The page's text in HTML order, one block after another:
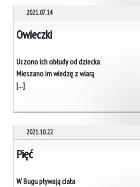
2021.07.14
Owieczki
Uczono ich obłudy od dziecka
Mieszano im wiedzę z wiarą
[...]
2021.10.22
Pięć
W Bugu pływają ciała